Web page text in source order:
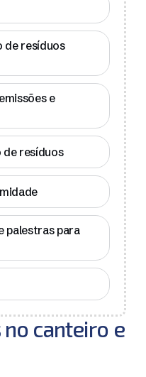
de resíduos
e
de resíduos
palestras para
no canteiro e